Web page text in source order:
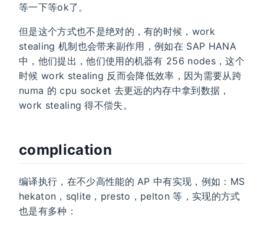
等一下等ok了。
但是这个方式也不是绝对的，有的时候，work
stealing 机制也会带来副作用，例如在 SAP HANA
中，他们提出，他们使用的机器有 256 nodes，这个
时候 work stealing 反而会降低效率，因为需要从跨
numa 的 cpu socket 去更远的内存中拿到数据，
work stealing 得不偿失。
complication
编译执行，在不少高性能的 AP 中有实现，例如：MS
hekaton，sqlite，presto，pelton 等，实现的方式
也是有多种：